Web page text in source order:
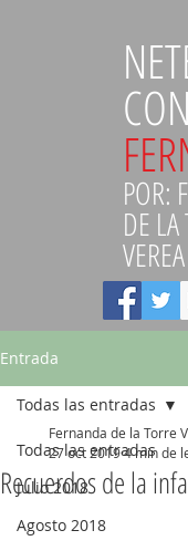
CON
POR:
DE LA
VEREA
Entrada
Todas las entradas
Julio 2018
Agosto 2018
Todas las entradas
Recuerdos de la
Fernanda de la Torre V
27 oct 20194 min de